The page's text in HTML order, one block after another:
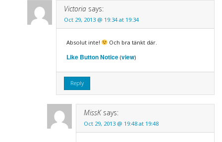
Victoria says:
Oct 29, 2013 @ 19:34 at 19:34
Absolut inte! Och bra tänkt där.
Like Button Notice(view)
Reply
MissK says:
Oct 29, 2013 @ 19:48 at 19:48